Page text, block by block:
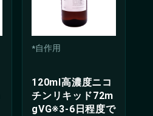
*自作用
120ml高濃度ニコ
チンリキッド72m
gVG※3-6日程度で